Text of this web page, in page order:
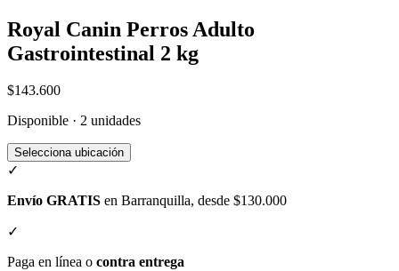
Royal Canin Perros Adulto
Gastrointestinal 2 kg
$143.600
Disponible · 2 unidades
Selecciona ubicación
✓
Envío GRATIS en Barranquilla, desde $130.000
✓
Paga en línea o contra entrega